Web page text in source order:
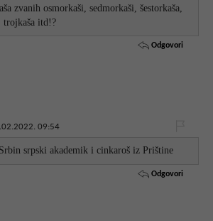
zvanih osmorkaši, sedmorkaši, šestorkaša,
trojkaša itd!?
Odgovori
09:54
srpski akademik i cinkaroš iz Prištine
Odgovori